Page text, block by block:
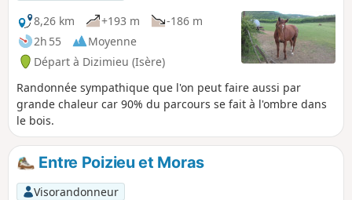
8,26 km
+193 m
-186 m
2h 55
Moyenne
Départ à Dizimieu (Isère)
Randonnée sympathique que l'on peut faire aussi par
grande chaleur car 90% du parcours se fait à l'ombre dans
le bois.
Entre Poizieu et Moras
Visorandonneur